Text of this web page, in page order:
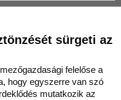
sürgeti az
felelőse a
hogy egyszerre van szó
mutatkozik az